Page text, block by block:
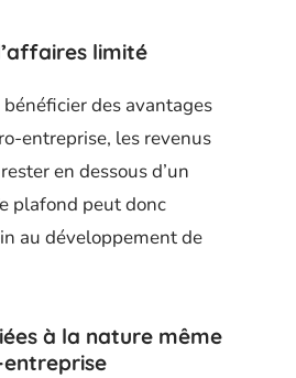
limité
des avantages
entreprise, les revenus
en dessous d’un
plafond peut donc
au développement de
à la nature même